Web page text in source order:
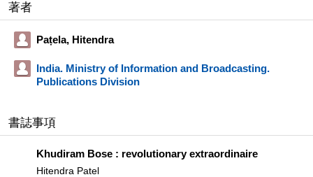
著者
Paṭela, Hitendra
India. Ministry of Information and Broadcasting.
Publications Division
書誌事項
Khudiram Bose : revolutionary extraordinaire
Hitendra Patel